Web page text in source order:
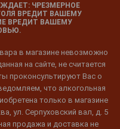
ЧРЕЗМЕРНОЕ
ВРЕДИТ ВАШЕМУ
ВРЕДИТ ВАШЕМУ
в магазине невозможно
на сайте, не считается
проконсультируют Вас о
что алкогольная
только в магазине
ул. Серпуховский вал, д. 5
продажа и доставка не